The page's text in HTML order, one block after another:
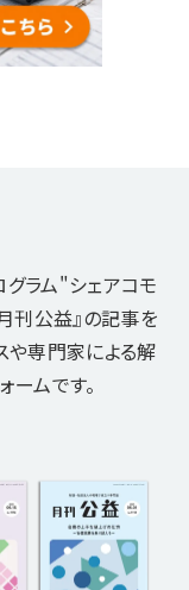
ラム"シェアコモ
刊公益』の記事を
や専門家による解
ムです。